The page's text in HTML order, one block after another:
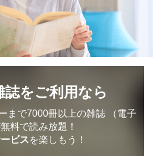
誌をご利用なら
まで7000冊以上の雑誌 （電子
料で読み放題！
ビスを楽しもう！